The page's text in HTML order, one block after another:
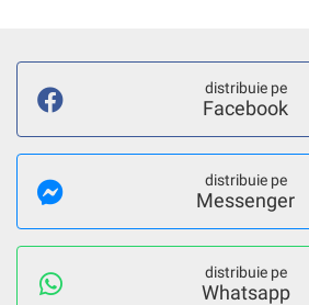
distribuie pe
Facebook
distribuie pe
Messenger
distribuie pe
Whatsapp